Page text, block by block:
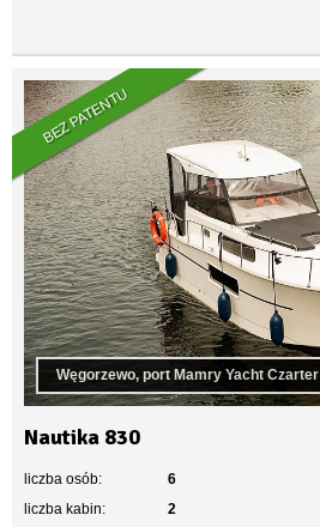
BEZ PATENTU
Węgorzewo, port Mamry Yacht Czarter
Nautika 830
liczba osób:
6
liczba kabin:
2